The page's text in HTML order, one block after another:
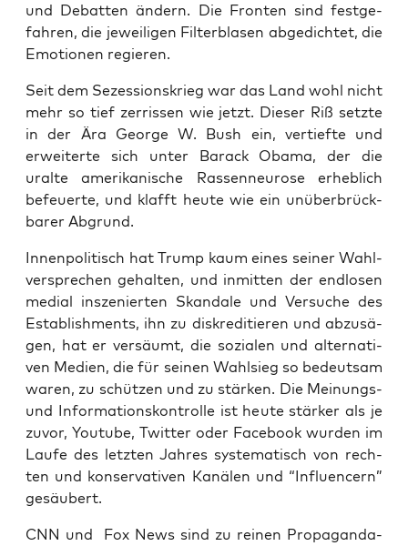
und Debat­ten ändern. Die Fron­ten sind fest­ge­
fah­ren, die jewei­li­gen Fil­ter­bla­sen abge­dich­tet, die
Emo­tio­nen regieren.
Seit dem Sezes­si­ons­krieg war das Land wohl nicht
mehr so tief zer­ris­sen wie jetzt. Die­ser Riß setz­te
in der Ära Geor­ge W. Bush ein, ver­tief­te und
erwei­ter­te sich unter Barack Oba­ma, der die
uralte ame­ri­ka­ni­sche Ras­sen­neu­ro­se erheb­lich
befeu­er­te, und klafft heu­te wie ein unüber­brück­
ba­rer Abgrund.
Innen­po­li­tisch hat Trump kaum eines sei­ner Wahl­
ver­spre­chen gehal­ten, und inmit­ten der end­lo­sen
medi­al insze­nier­ten Skan­da­le und Ver­su­che des
Estab­lish­ments, ihn zu dis­kre­di­tie­ren und abzu­sä­
gen, hat er ver­säumt, die sozia­len und alter­na­ti­
ven Medi­en, die für sei­nen Wahl­sieg so bedeut­sam
waren, zu schüt­zen und zu stär­ken. Die Mei­nungs-
und Infor­ma­ti­ons­kon­trol­le ist heu­te stär­ker als je
zuvor, You­tube, Twit­ter oder Face­book wur­den im
Lau­fe des letz­ten Jah­res sys­te­ma­tisch von rech­
ten und kon­ser­va­ti­ven Kanä­len und “Influen­cern”
gesäubert.
CNN und Fox News sind zu rei­nen Pro­pa­gan­da-